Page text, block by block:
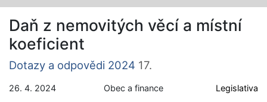
Daň z nemovitých věcí a místní
koeficient
Dotazy a odpovědi 2024 17.
26. 4. 2024 Obec a finance Legislativa